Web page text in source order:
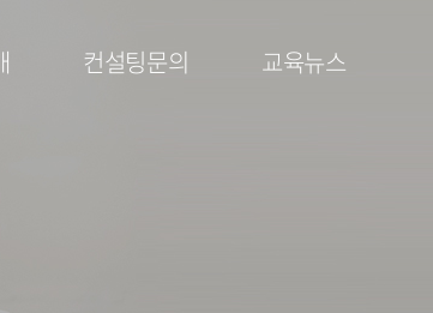
컨설팅문의 교육뉴스